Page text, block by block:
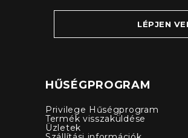
LÉPJEN
HŰSÉGPROGRAM
Privilege Hűségprogram
Termék visszaküldése
Üzletek